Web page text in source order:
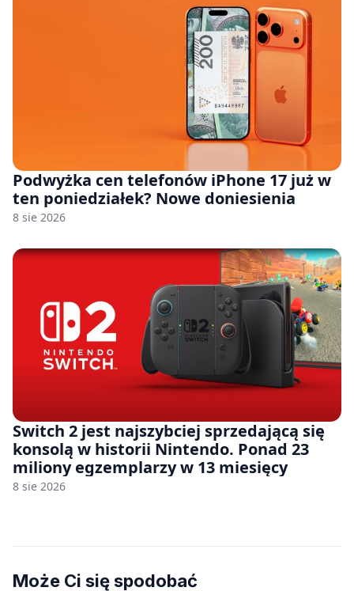
Podwyżka cen telefonów iPhone 17 już w
ten poniedziałek? Nowe doniesienia
8 sie 2026
Switch 2 jest najszybciej sprzedającą się
konsolą w historii Nintendo. Ponad 23
miliony egzemplarzy w 13 miesięcy
8 sie 2026
Może Ci się spodobać